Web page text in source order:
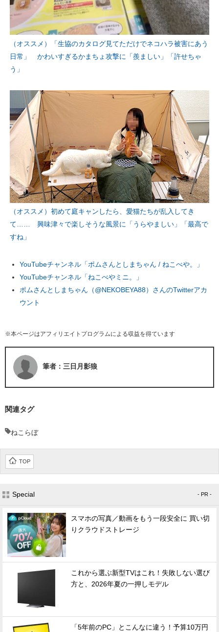
（オススメ）「生協のカタログ見てただけでネコハラ被害にあう
日常」 かわいすぎるかまちょ攻撃に「羨ましい」「許せちゃ
う」
（オススメ）初めて庭キャンしたら、愛猫たちが乱入してき
て…… 興味津々で楽しそうな風景に「うらやましい」「最高で
すね」
YouTubeチャンネル「ポムさんとしまちゃん / ねこべや。」
YouTubeチャンネル「ねこべやミニ。」
ポムさんとしまちゃん（@NEKOBEYA88）さんのTwitterアカ
ウント
※本ページはアフィリエイトプログラムによる収益を得ています
筆者：三日月影狼
関連タグ
ねこらぼ
TOP
Special - PR -
スマホの写真／動画をもう一段安全に 買い切
りクラウドストレージ
これから選ぶ新型TVはこれ！失敗しない選び
方と、2026年夏の一押しモデル
「5年前のPC」とこんなに違う！予算10万円